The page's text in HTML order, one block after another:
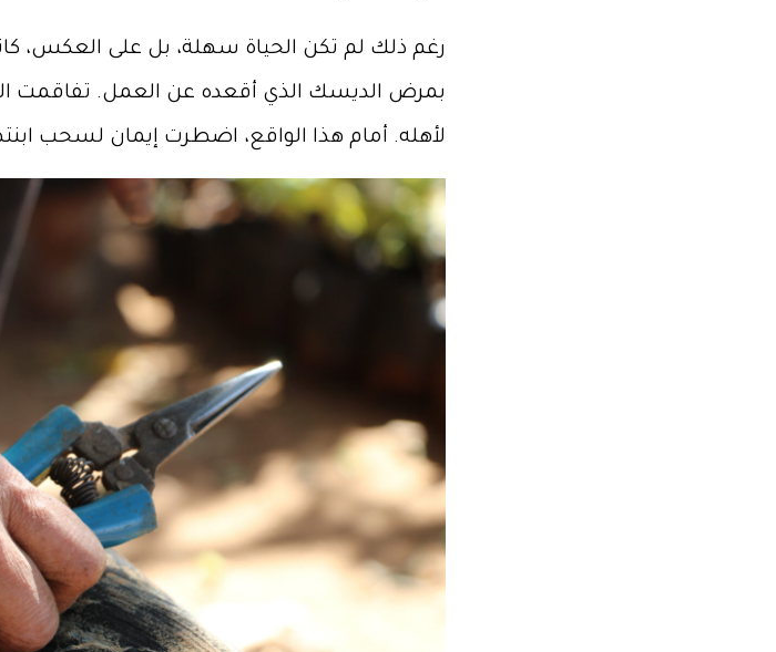
رغم ذلك لم تكن الحياة سهلة، بل على العكس،
بمرض الديسك الذي أقعده عن العمل. تفاقمت
لأهله. أمام هذا الواقع، اضطرت إيمان لسحب